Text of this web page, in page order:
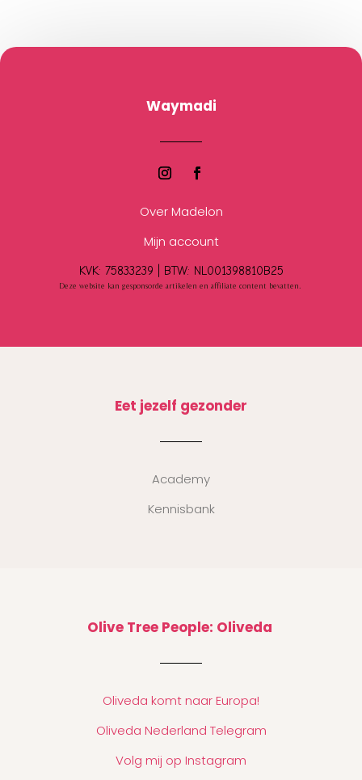
Waymadi
Over Madelon
Mijn account
KVK: 75833239 | BTW: NL001398810B25
Deze website kan gesponsorde artikelen en affiliate content bevatten.
Eet jezelf gezonder
Academy
Kennisbank
Olive Tree People: Oliveda
Oliveda komt naar Europa!
Oliveda Nederland Telegram
Volg mij op Instagram